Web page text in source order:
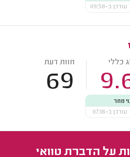
עודכן ב-09:58
כללי חוות דעת
69
מחר
עודכן ב-07:18
על הדברת טוואי